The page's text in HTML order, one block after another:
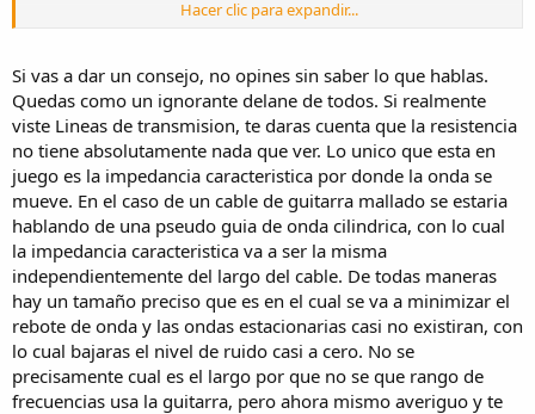
explico el señor de la tienda ..
ESO DEPENDE .. del tipo de cable .. pues existen cables blindados
muy resistentes al ruido por sus terminales "jacks" y a lo largo del
cable ..
De lo qe tengo presente en "lineas de transmision" al aumentar el
largo aumenta logicamente la Resistencia entre otros factores .. por
lo tanto .. lo recomendable si se necesita un cable largo .. es analizar
la calidad del mismo .. !
Ojala ayude de algo .. voy a leer un poco de esto tambien .. !!
Hacer clic para expandir...
Si vas a dar un consejo, no opines sin saber lo que hablas.
Quedas como un ignorante delane de todos. Si realmente
viste Lineas de transmision, te daras cuenta que la resistencia
no tiene absolutamente nada que ver. Lo unico que esta en
juego es la impedancia caracteristica por donde la onda se
mueve. En el caso de un cable de guitarra mallado se estaria
hablando de una pseudo guia de onda cilindrica, con lo cual
la impedancia caracteristica va a ser la misma
independientemente del largo del cable. De todas maneras
hay un tamaño preciso que es en el cual se va a minimizar el
rebote de onda y las ondas estacionarias casi no existiran, con
lo cual bajaras el nivel de ruido casi a cero. No se
precisamente cual es el largo por que no se que rango de
frecuencias usa la guitarra, pero ahora mismo averiguo y te